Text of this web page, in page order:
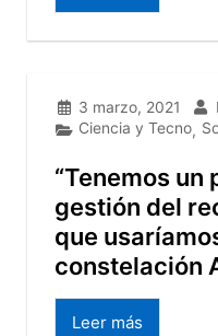
3 marzo, 2021
Ciencia y Tecno,
“Tenemos
gestión del
que
constelación
Leer más